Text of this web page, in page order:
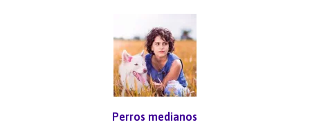
Perros medianos